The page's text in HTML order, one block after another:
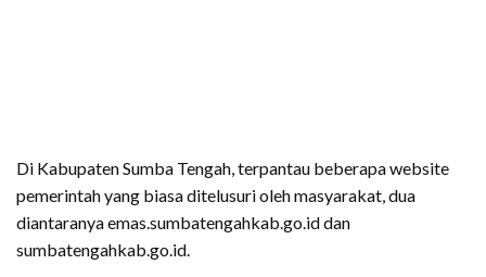
Di Kabupaten Sumba Tengah, terpantau beberapa website
pemerintah yang biasa ditelusuri oleh masyarakat, dua
diantaranya emas.sumbatengahkab.go.id dan
sumbatengahkab.go.id.